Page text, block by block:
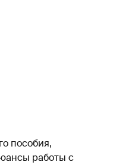
пособия,
работы с